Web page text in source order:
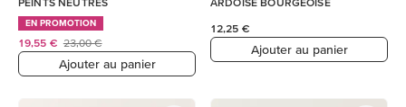
EN PROMOTION
19,55 € 23,00 €
Ajouter au panier
12,25 €
Ajouter au panier